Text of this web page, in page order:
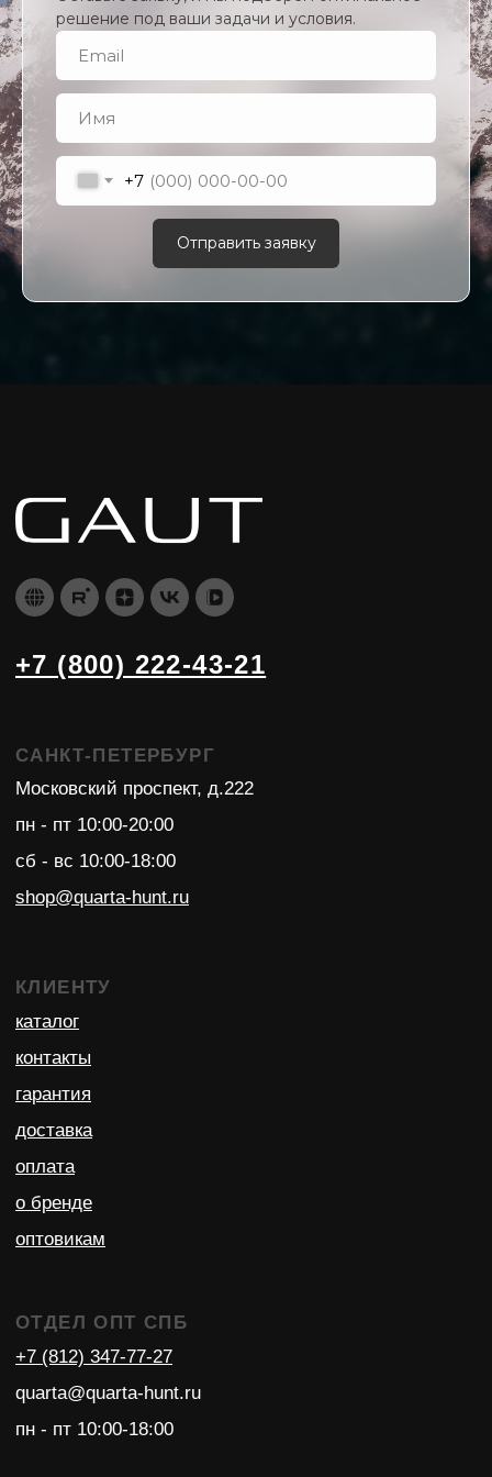
решение под ваши задачи и условия.
+7
Отправить заявку